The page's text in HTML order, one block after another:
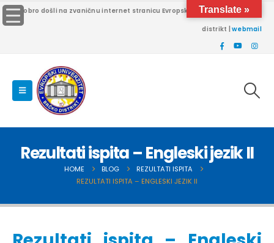
Dobro došli na zvaničnu internet stranicu Evropskog univerziteta Brčko
distrikt |webmail
Rezultati ispita – Engleski jezik II
HOME BLOG
REZULTATI ISPITA
REZULTATI ISPITA – ENGLESKI JEZIK II
Translate »